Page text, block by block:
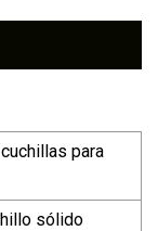
para
sólido